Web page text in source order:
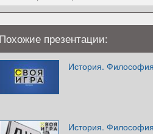
Похожие презентации:
История.
История.